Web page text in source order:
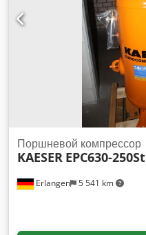
Erlangen 5 541 km
Поршневой компрессор
KAESER EPC630-250St